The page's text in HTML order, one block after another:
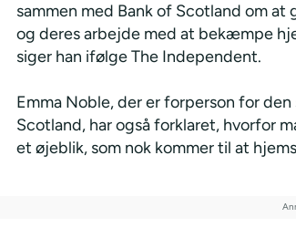
sammen med Bank of Scotland om
og deres arbejde med at bekæmpe
siger han ifølge The Independent.
Emma Noble, der er forperson for
Scotland, har også forklaret, hvorfor
et øjeblik, som nok kommer til at